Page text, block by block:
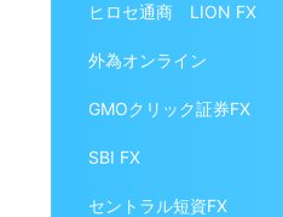
ヒロセ通商 LION FX
外為オンライン
GMOクリック証券FX
SBI FX
セントラル短資FX